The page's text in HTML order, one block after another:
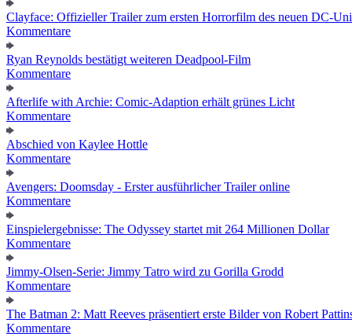
Clayface: Offizieller Trailer zum ersten Horrorfilm des neuen DC-
Kommentare
Ryan Reynolds bestätigt weiteren Deadpool-Film
Kommentare
Afterlife with Archie: Comic-Adaption erhält grünes Licht
Kommentare
Abschied von Kaylee Hottle
Kommentare
Avengers: Doomsday - Erster ausführlicher Trailer online
Kommentare
Einspielergebnisse: The Odyssey startet mit 264 Millionen Dollar
Kommentare
Jimmy-Olsen-Serie: Jimmy Tatro wird zu Gorilla Grodd
Kommentare
The Batman 2: Matt Reeves präsentiert erste Bilder von Robert
Kommentare